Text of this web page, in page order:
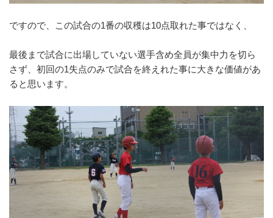
ですので、この試合の1番の収穫は10点取れた事ではなく、
最後まで試合に出場していない選手含め全員が集中力を切ら
さず、 初回の1失点のみで試合を終えれた事に大きな価値があ
ると思います。